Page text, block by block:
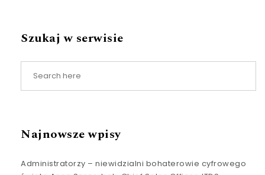
Szukaj w serwisie
Najnowsze wpisy
Administratorzy – niewidzialni bohaterowie cyfrowego